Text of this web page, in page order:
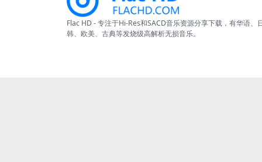
Flac HD - 专注于Hi-Res和SACD音乐资源分享下载，有华语、
韩、欧美、古典等发烧级高解析无损音乐。